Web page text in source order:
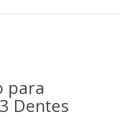
para
Dentes